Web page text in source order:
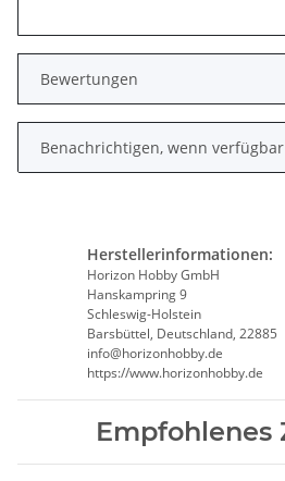
Bewertungen
Benachrichtigen, wenn verfügbar
Herstellerinformationen:
Horizon Hobby GmbH
Hanskampring 9
Schleswig-Holstein
Barsbüttel, Deutschland, 22885
info@horizonhobby.de
https://www.horizonhobby.de
Empfohlenes